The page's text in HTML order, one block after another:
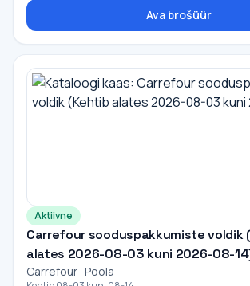
Ava brošüür
Aktiivne
Carrefour sooduspakkumiste voldik
alates 2026-08-03 kuni 2026-08-
Carrefour · Poola